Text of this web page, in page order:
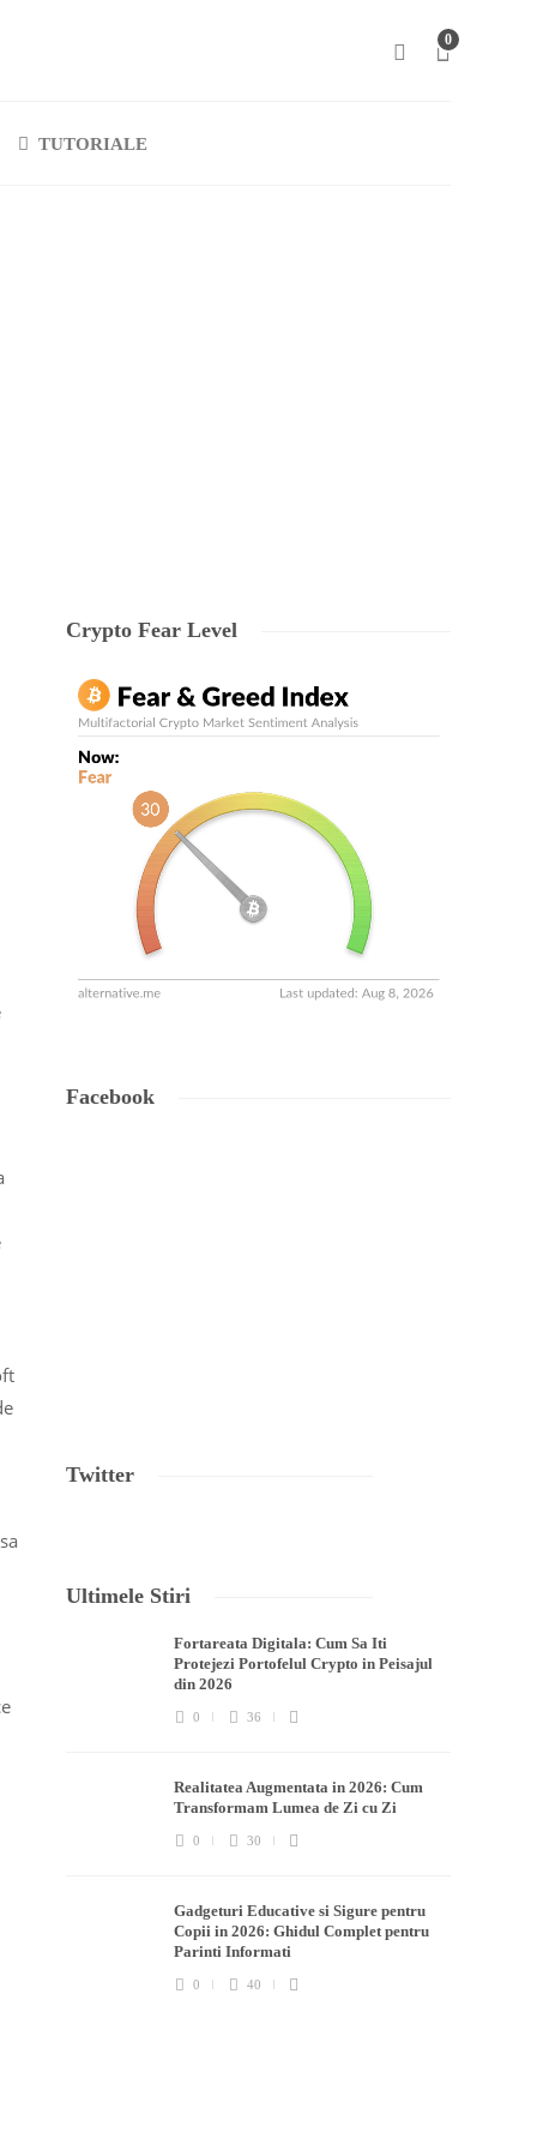
0
TUTORIALE
Crypto Fear Level
Facebook
Twitter
Ultimele Stiri
Fortareata Digitala: Cum Sa Iti
Protejezi Portofelul Crypto in Peisajul
din 2026
0 36
Realitatea Augmentata in 2026: Cum
Transformam Lumea de Zi cu Zi
0 30
Gadgeturi Educative si Sigure pentru
Copii in 2026: Ghidul Complet pentru
Parinti Informati
0 40